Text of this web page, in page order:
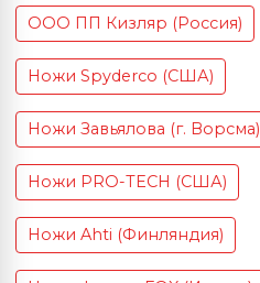
ООО ПП Кизляр (Россия)
Ножи Spyderco (США)
Ножи Завьялова (г. Ворсма)
Ножи PRO-TECH (США)
Ножи Ahti (Финляндия)